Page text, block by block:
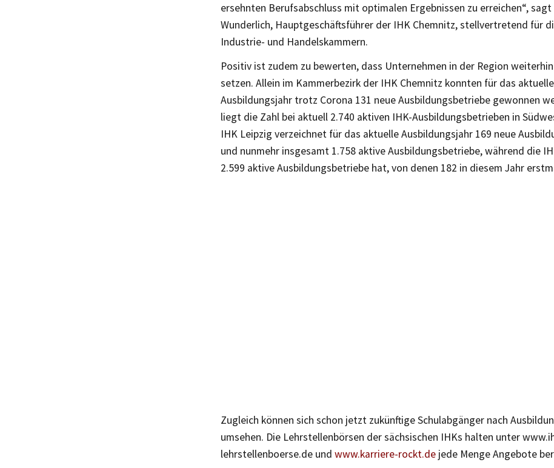
ersehnten Berufsabschluss mit optimalen Ergebnissen zu erreichen“,
Wunderlich, Hauptgeschäftsführer der IHK Chemnitz, stellvertretend für
Industrie- und Handelskammern.
Positiv ist zudem zu bewerten, dass Unternehmen in der Region
setzen. Allein im Kammerbezirk der IHK Chemnitz konnten für das aktuelle
Ausbildungsjahr trotz Corona 131 neue Ausbildungsbetriebe gewonnen
liegt die Zahl bei aktuell 2.740 aktiven IHK-Ausbildungsbetrieben in
IHK Leipzig verzeichnet für das aktuelle Ausbildungsjahr 169 neue
und nunmehr insgesamt 1.758 aktive Ausbildungsbetriebe, während die
2.599 aktive Ausbildungsbetriebe hat, von denen 182 in diesem Jahr
Zugleich können sich schon jetzt zukünftige Schulabgänger nach
umsehen. Die Lehrstellenbörsen der sächsischen IHKs halten unter
lehrstellenboerse.de und www.karriere-rockt.de jede Menge Angebote